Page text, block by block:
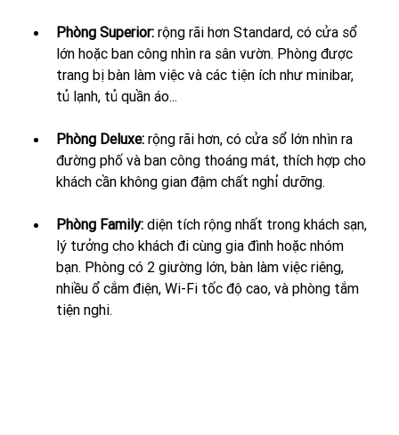
Phòng Superior: rộng rãi hơn Standard, có cửa sổ
lớn hoặc ban công nhìn ra sân vườn. Phòng được
trang bị bàn làm việc và các tiện ích như minibar,
tủ lạnh, tủ quần áo...
Phòng Deluxe: rộng rãi hơn, có cửa sổ lớn nhìn ra
đường phố và ban công thoáng mát, thích hợp cho
khách cần không gian đậm chất nghỉ dưỡng.
Phòng Family: diện tích rộng nhất trong khách sạn,
lý tưởng cho khách đi cùng gia đình hoặc nhóm
bạn. Phòng có 2 giường lớn, bàn làm việc riêng,
nhiều ổ cắm điện, Wi-Fi tốc độ cao, và phòng tắm
tiện nghi.